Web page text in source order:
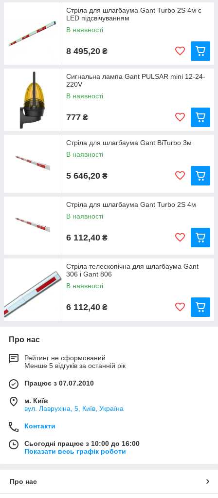
Стріла для шлагбаума Gant Turbo 2S 4м c
LED підсвічуванням
В наявності
8 495,20 ₴
Сигнальна лампа Gant PULSAR mini 12-24-
220V
В наявності
777 ₴
Стріла для шлагбаума Gant BiTurbo 3м
В наявності
5 646,20 ₴
Стріла для шлагбаума Gant Turbo 2S 4м
В наявності
6 112,40 ₴
Стріла телескопічна для шлагбаума Gant
306 і Gant 806
В наявності
6 112,40 ₴
Про нас
Рейтинг не сформований
Менше 5 відгуків за останній рік
Працює з 07.07.2010
м. Київ
вул. Лаврухіна, 5, Київ, Україна
Контакти
Сьогодні працює з 10:00 до 16:00
Показати весь графік роботи
Про нас